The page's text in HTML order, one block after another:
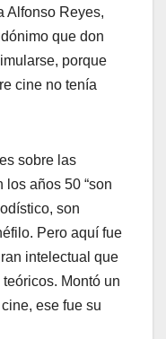
Alfonso Reyes,
que don
porque
cine no tenía
sobre las
años 50 “son
son
Pero aquí fue
intelectual que
Montó un
ese fue su